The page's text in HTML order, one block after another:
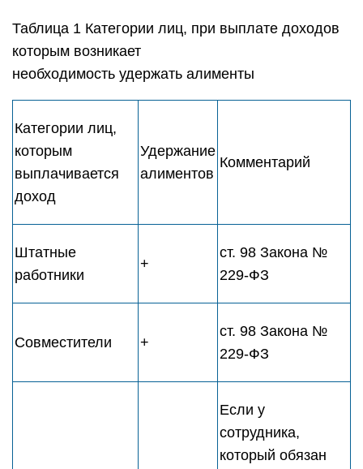
Таблица 1 Категории лиц, при выплате доходов
которым возникает
необходимость удержать алименты
Категории лиц,
которым
выплачивается
доход
Удержание
алиментов
Комментарий
Штатные
работники
+
ст. 98 Закона №
229-ФЗ
Совместители +
ст. 98 Закона №
229-ФЗ
Если у
сотрудника,
который обязан